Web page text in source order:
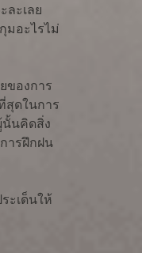
ละเลย
มอะไรไม่
ของการ
สุดในการ
นั้นคิดสิ่ง
ารฝึกฝน
ะเด็นให้